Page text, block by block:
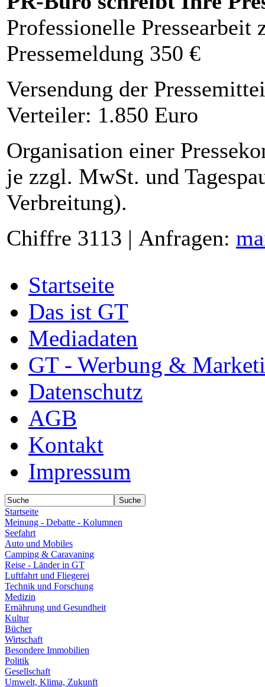
Professionelle Pressearbeit
Pressemeldung 350 €
Versendung der
Verteiler: 1.850 Euro
Organisation einer
je zzgl. MwSt. und
Verbreitung).
Chiffre 3113 | Anfragen:
Startseite
Das ist GT
Mediadaten
GT - Werbung &
Datenschutz
AGB
Kontakt
Impressum
Startseite
Meinung - Debatte - Kolumnen
Seefahrt
Auto und Mobiles
Camping & Caravaning
Reise - Länder in GT
Luftfahrt und Fliegerei
Technik und Forschung
Medizin
Ernährung und Gesundheit
Kultur
Bücher
Wirtschaft
Besondere Immobilien
Politik
Gesellschaft
Umwelt, Klima, Zukunft